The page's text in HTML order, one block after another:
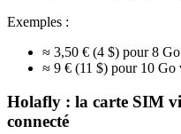
Exemples :
≈ 3,50 € (4 $) pour 8
≈ 9 € (11 $) pour 10 Go
Holafly : la carte SIM
connecté